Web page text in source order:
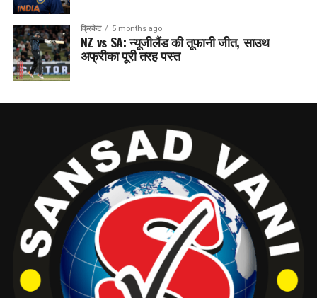
क्रिकेट 5 months ago
NZ vs SA: न्यूजीलैंड की तूफानी जीत, साउथ
अफ्रीका पूरी तरह पस्त